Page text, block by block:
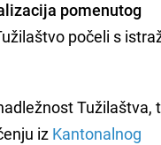
pomenutog
počeli s
Tužilaštva,
iz Kantonalnog